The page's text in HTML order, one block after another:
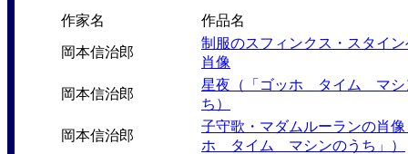
作家名 作品名
岡本信治郎
制服のスフィンクス・スタイ
肖像
岡本信治郎
星夜（「ゴッホ タイム マシ
ち）
岡本信治郎
子守歌・マダムルーランの肖
ホ タイム マシンのうち」）